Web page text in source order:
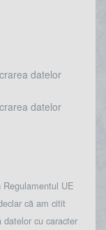
datelor
datelor
UE
că am citit
datelor cu caracter